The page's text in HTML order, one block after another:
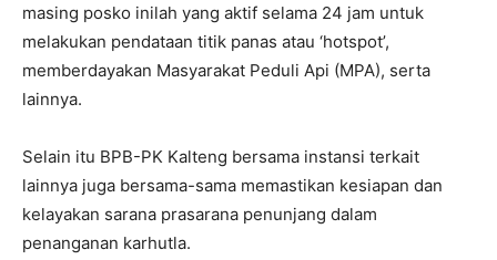
masing posko inilah yang aktif selama 24 jam untuk
melakukan pendataan titik panas atau ‘hotspot’,
memberdayakan Masyarakat Peduli Api (MPA), serta
lainnya.
Selain itu BPB-PK Kalteng bersama instansi terkait
lainnya juga bersama-sama memastikan kesiapan dan
kelayakan sarana prasarana penunjang dalam
penanganan karhutla.